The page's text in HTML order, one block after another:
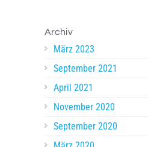
Archiv
März 2023
September 2021
April 2021
November 2020
September 2020